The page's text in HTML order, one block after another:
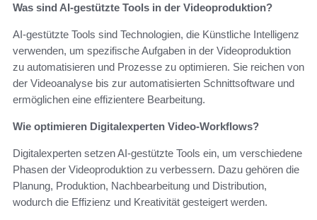
Was sind AI-gestützte Tools in der Videoproduktion?
AI-gestützte Tools sind Technologien, die Künstliche Intelligenz
verwenden, um spezifische Aufgaben in der Videoproduktion
zu automatisieren und Prozesse zu optimieren. Sie reichen von
der Videoanalyse bis zur automatisierten Schnittsoftware und
ermöglichen eine effizientere Bearbeitung.
Wie optimieren Digitalexperten Video-Workflows?
Digitalexperten setzen AI-gestützte Tools ein, um verschiedene
Phasen der Videoproduktion zu verbessern. Dazu gehören die
Planung, Produktion, Nachbearbeitung und Distribution,
wodurch die Effizienz und Kreativität gesteigert werden.